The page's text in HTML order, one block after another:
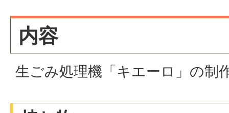
内容
生ごみ処理機「キエーロ」の制